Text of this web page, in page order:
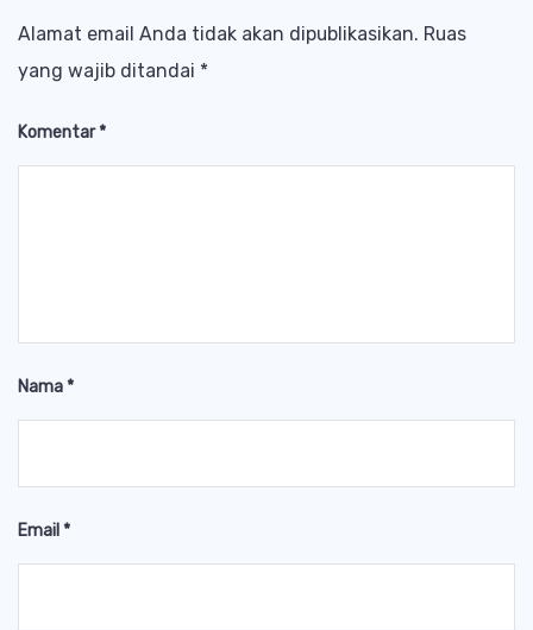
Alamat email Anda tidak akan dipublikasikan. Ruas
yang wajib ditandai *
Komentar*
Nama*
Email *